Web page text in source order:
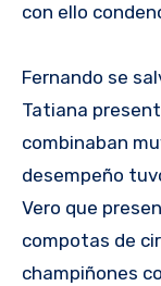
con ello
Fernando se
Tatiana
combinaban
desempeño
Vero que
compotas de
champiñones